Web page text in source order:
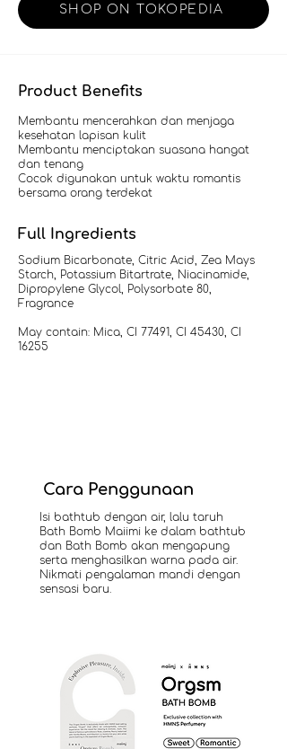
SHOP ON TOKOPEDIA
Product Benefits
Membantu mencerahkan dan menjaga
kesehatan lapisan kulit
Membantu menciptakan suasana hangat
dan tenang
Cocok digunakan untuk waktu romantis
bersama orang terdekat
Full Ingredients
Sodium Bicarbonate, Citric Acid, Zea Mays
Starch, Potassium Bitartrate, Niacinamide,
Dipropylene Glycol, Polysorbate 80,
Fragrance
May contain: Mica, CI 77491, CI 45430, CI
16255
Cara Penggunaan
Isi bathtub dengan air, lalu taruh
Bath Bomb Maiimi ke dalam bathtub
dan Bath Bomb akan mengapung
serta menghasilkan warna pada air.
Nikmati pengalaman mandi dengan
sensasi baru.